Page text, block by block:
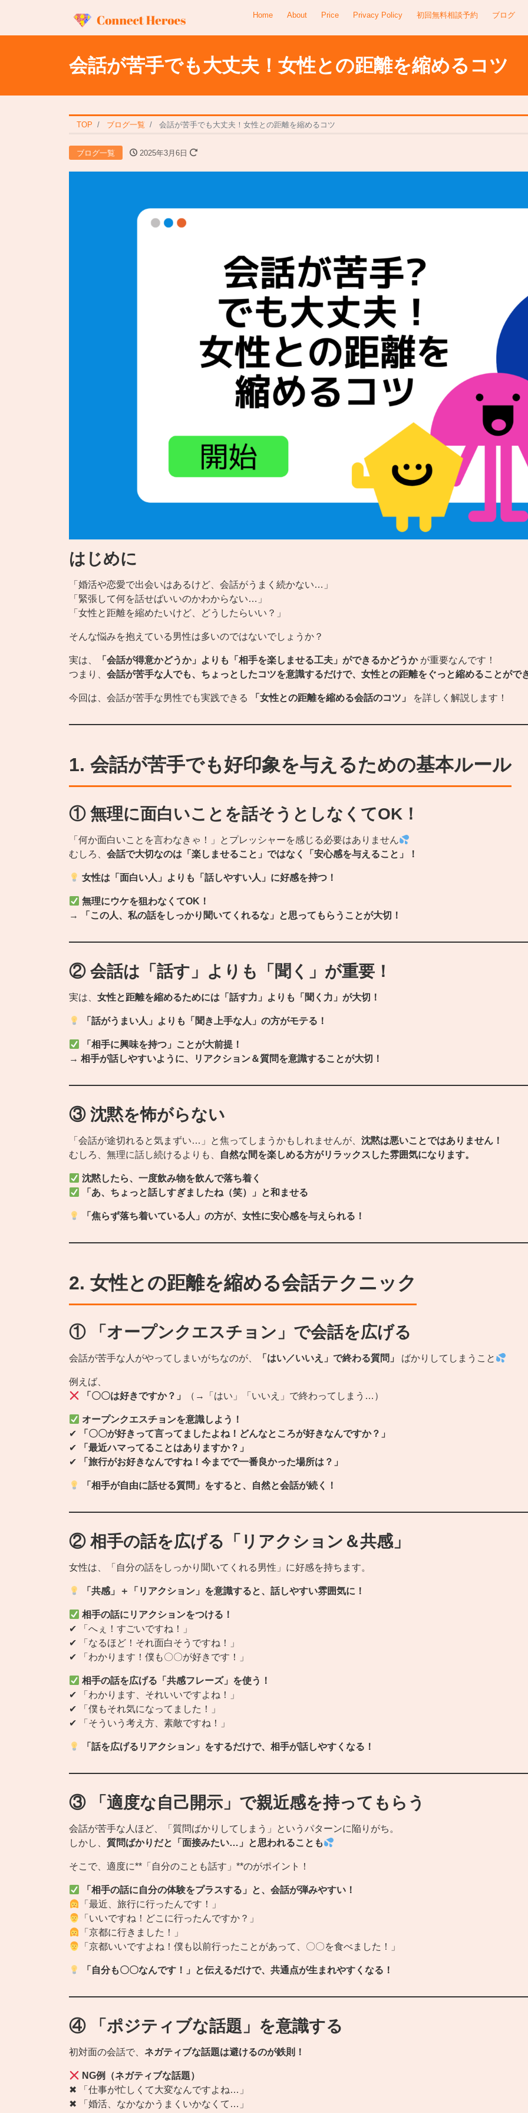
Home About Price Privacy Policy 初回無料相談予約 ブログ
会話が苦手でも大丈夫！女性との距離を縮めるコツ
TOP ブログ一覧 会話が苦手でも大丈夫！女性との距離を縮めるコツ
ブログ一覧 2025年3月6日
はじめに
「婚活や恋愛で出会いはあるけど、会話がうまく続かない…」
「緊張して何を話せばいいのかわからない…」
「女性と距離を縮めたいけど、どうしたらいい？」
そんな悩みを抱えている男性は多いのではないでしょうか？
実は、 「会話が得意かどうか」よりも「相手を楽しませる工夫」ができるかどうかが重要なんです！
つまり、 会話が苦手な人でも、ちょっとしたコツを意識するだけで、女性との距離をぐっと縮めることがで
今回は、会話が苦手な男性でも実践できる 「女性との距離を縮める会話のコツ」 を詳しく解説します！
1. 会話が苦手でも好印象を与えるための基本ルール
① 無理に面白いことを話そうとしなくてOK！
「何か面白いことを言わなきゃ！」とプレッシャーを感じる必要はありません
むしろ、 会話で大切なのは「楽しませること」ではなく「安心感を与えること」！
女性は「面白い人」よりも「話しやすい人」に好感を持つ！
無理にウケを狙わなくてOK！
→
「この人、私の話をしっかり聞いてくれるな」と思ってもらうことが大切！
② 会話は「話す」よりも「聞く」が重要！
実は、 女性と距離を縮めるためには「話す力」よりも「聞く力」が大切！
「話がうまい人」よりも「聞き上手な人」の方がモテる！
「相手に興味を持つ」ことが大前提！
→ 相手が話しやすいように、リアクション＆質問を意識することが大切！
③ 沈黙を怖がらない
「会話が途切れると気まずい…」と焦ってしまうかもしれませんが、 沈黙は悪いことではありません！
むしろ、無理に話し続けるよりも、
自然な間を楽しめる方がリラックスした雰囲気になります。
沈黙したら、一度飲み物を飲んで落ち着く
「あ、ちょっと話しすぎましたね（笑）」と和ませる
「焦らず落ち着いている人」の方が、女性に安心感を与えられる！
2. 女性との距離を縮める会話テクニック
① 「オープンクエスチョン」で会話を広げる
会話が苦手な人がやってしまいがちなのが、 「はい／いいえ」で終わる質問」 ばかりしてしまうこと
例えば、
「〇〇は好きですか？」
（→「はい」「いいえ」で終わってしまう…）
オープンクエスチョンを意識しよう！
✔
「〇〇が好きって言ってましたよね！どんなところが好きなんですか？」
✔
「最近ハマってることはありますか？」
✔
「旅行がお好きなんですね！今までで一番良かった場所は？」
「相手が自由に話せる質問」をすると、自然と会話が続く！
② 相手の話を広げる「リアクション＆共感」
女性は、「自分の話をしっかり聞いてくれる男性」に好感を持ちます。
「共感」＋「リアクション」を意識すると、話しやすい雰囲気に！
相手の話にリアクションをつける！
✔ 「へぇ！すごいですね！」
✔ 「なるほど！それ面白そうですね！」
✔ 「わかります！僕も〇〇が好きです！」
相手の話を広げる「共感フレーズ」を使う！
✔ 「わかります、それいいですよね！」
✔ 「僕もそれ気になってました！」
✔ 「そういう考え方、素敵ですね！」
「話を広げるリアクション」をするだけで、相手が話しやすくなる！
③ 「適度な自己開示」で親近感を持ってもらう
会話が苦手な人ほど、「質問ばかりしてしまう」というパターンに陥りがち。
しかし、 質問ばかりだと「面接みたい…」と思われることも
そこで、適度に**「自分のことも話す」**のがポイント！
「相手の話に自分の体験をプラスする」と、会話が弾みやすい！
「最近、旅行に行ったんです！」
「いいですね！どこに行ったんですか？」
「京都に行きました！」
「京都いいですよね！僕も以前行ったことがあって、〇〇を食べました！」
「自分も〇〇なんです！」と伝えるだけで、共通点が生まれやすくなる！
④ 「ポジティブな話題」を意識する
初対面の会話で、 ネガティブな話題は避けるのが鉄則！
NG例（ネガティブな話題）
✖ 「仕事が忙しくて大変なんですよね…」
✖ 「婚活、なかなかうまくいかなくて…」